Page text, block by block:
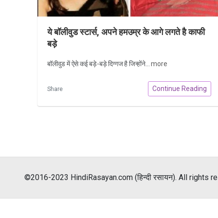
ये बॉलीवुड स्टार्स, अपने हमउम्र के आगे लगते है काफी
बड़े
बॉलीवुड में ऐसे कई बड़े-बड़े दिग्गज है जिन्होंने...more
Share Continue Reading
©2016-2023 HindiRasayan.com (हिन्दी रसायन). All rights